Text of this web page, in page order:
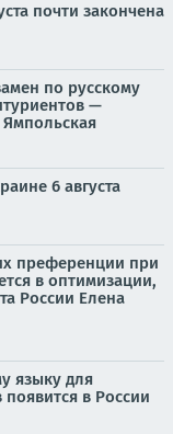
почти закончена
по русскому
—
Ямпольская
6 августа
преференции при
в оптимизации,
России Елена
языку для
в России